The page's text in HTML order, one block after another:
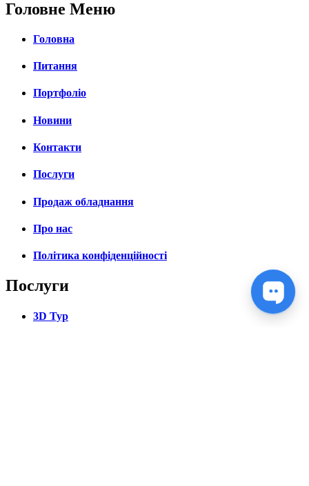
Головне Меню
Головна
Питання
Портфоліо
Новини
Контакти
Послуги
Продаж обладнання
Про нас
Політика конфіденційності
Послуги
3D Тур